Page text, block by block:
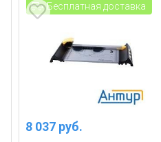
Бесплатная доставка
8 037 руб.